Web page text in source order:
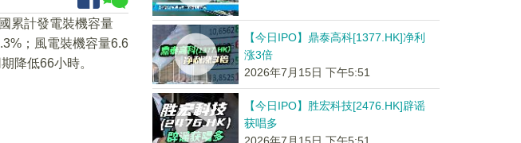
累計發電裝機容量
；風電裝機容量6.6
降低66小時。
【今日IPO】鼎泰高科[1377.HK]净利
涨3倍
2026年7月15日 下午5:51
【今日IPO】胜宏科技[2476.HK]辟谣
获唱多